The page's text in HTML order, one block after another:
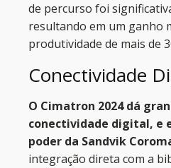
de percurso foi
resultando em um ganho
produtividade de mais de
Conectividade
O Cimatron 2024 dá
conectividade digital, e
poder da Sandvik
integração direta com a